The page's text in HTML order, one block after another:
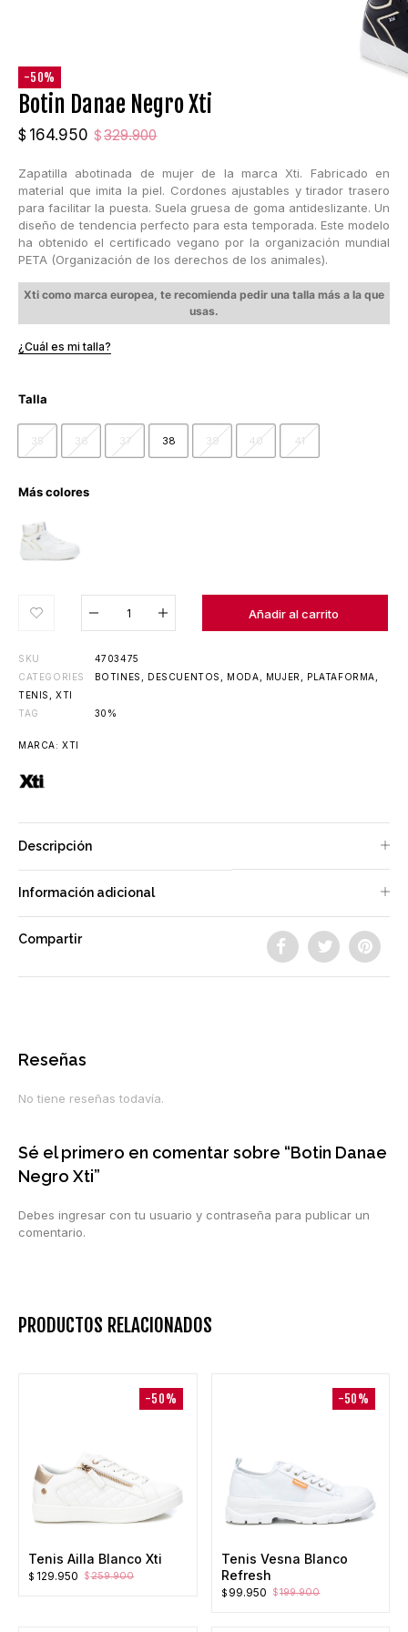
-50%
Botin Danae Negro Xti
$ 329.900
El
original
era:
$329.900.
$ 164.950
El
actual
es:
$164.950.
Zapatilla abotinada de mujer de la marca Xti. Fabricado en
material que imita la piel. Cordones ajustables y tirador trasero
para facilitar la puesta. Suela gruesa de goma antideslizante. Un
diseño de tendencia perfecto para esta temporada. Este modelo
ha obtenido el certificado vegano por la organización mundial
PETA (Organización de los derechos de los animales).
Xti como marca europea, te recomienda pedir una talla más a la que
usas.
¿Cuál es mi talla?
35 36 37 38 39 40 41
Talla
Más colores
Añadir al carrito
Añadido al carrito
SKU
4703475
CATEGORIES
BOTINES DESCUENTOS MODA MUJER PLATAFORMA
TENIS
,XTI
TAG
30%
MARCA:XTI
Descripción
Información adicional
Compartir
Reseñas
No tiene reseñas todavía.
Sé el primero en comentar sobre “Botin Danae
Negro Xti”
Debes ingresar con tu usuario y contraseña para publicar un
comentario.
PRODUCTOS RELACIONADOS
-50%
Tenis Ailla Blanco Xti
$259.900
El
$ 129.950
El
-50%
Tenis Vesna Blanco
Refresh
$199.900
El
$ 99.950
El